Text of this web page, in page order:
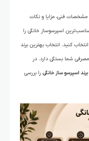
مشخصات فنی، مزایا و نکات
اسپرسوساز خانگی را
کنید. انتخاب بهترین برند
مصرفی شما بستگی دارد. در
اسپرسو ساز خانگی را بررسی